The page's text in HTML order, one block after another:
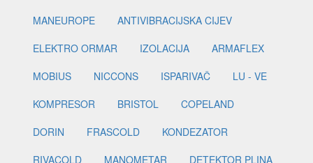
MANEUROPE
ANTIVIBRACIJSKA CIJEV
ELEKTRO ORMAR
IZOLACIJA
ARMAFLEX
MOBIUS
NICCONS ISPARIVAČ
LU - VE
KOMPRESOR
BRISTOL
COPELAND
DORIN
FRASCOLD
KONDEZATOR
RIVACOLD
MANOMETAR DETEKTOR PLINA